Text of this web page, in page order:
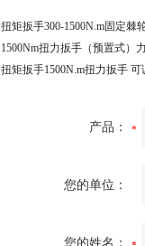
产品：
您的单位：
您的姓名：